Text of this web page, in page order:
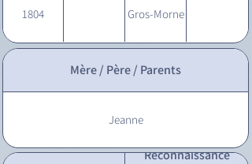
1804 Gros-Morne
Mère / Père / Parents
Jeanne
Reconnaissance